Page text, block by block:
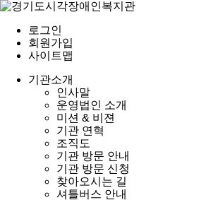
로그인
회원가입
사이트맵
기관소개
인사말
운영법인 소개
미션 & 비젼
기관 연혁
조직도
기관 방문 안내
기관 방문 신청
찾아오시는 길
셔틀버스 안내